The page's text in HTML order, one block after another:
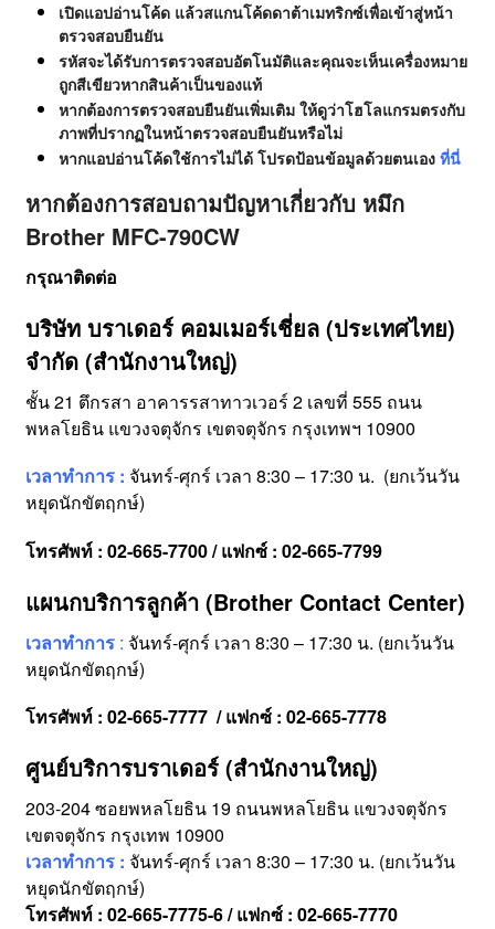
เปิดแอปอ่านโค้ด แล้วสแกนโค้ดดาต้าเมทริกซ์เพื่อเข้าสู่หน้า
ตรวจสอบยืนยัน
รหัสจะได้รับการตรวจสอบอัตโนมัติและคุณจะเห็นเครื่องหมาย
ถูกสีเขียวหากสินค้าเป็นของแท้
หากต้องการตรวจสอบยืนยันเพิ่มเติม ให้ดูว่าโฮโลแกรมตรงกับ
ภาพที่ปรากฏในหน้าตรวจสอบยืนยันหรือไม่
หากแอปอ่านโค้ดใช้การไม่ได้ โปรดป้อนข้อมูลด้วยตนเอง ที่นี่
หากต้องการสอบถามปัญหาเกี่ยวกับ หมึก
Brother MFC-790CW
กรุณาติดต่อ
บริษัท บราเดอร์ คอมเมอร์เชี่ยล (ประเทศไทย)
จำกัด (สำนักงานใหญ่)
ชั้น 21 ตึกรสา อาคารรสาทาวเวอร์ 2 เลขที่ 555 ถนน
พหลโยธิน แขวงจตุจักร เขตจตุจักร กรุงเทพฯ 10900
เวลาทำการ : จันทร์-ศุกร์ เวลา 8:30 – 17:30 น. (ยกเว้นวัน
หยุดนักขัตฤกษ์)
โทรศัพท์ : 02-665-7700 / แฟกซ์ : 02-665-7799
แผนกบริการลูกค้า (Brother Contact Center)
เวลาทำการ: จันทร์-ศุกร์ เวลา 8:30 – 17:30 น. (ยกเว้นวัน
หยุดนักขัตฤกษ์)
โทรศัพท์ : 02-665-7777 / แฟกซ์ : 02-665-7778
ศูนย์บริการบราเดอร์ (สำนักงานใหญ่)
203-204 ซอยพหลโยธิน 19 ถนนพหลโยธิน แขวงจตุจักร
เขตจตุจักร กรุงเทพ 10900
เวลาทำการ : จันทร์-ศุกร์ เวลา 8:30 – 17:30 น. (ยกเว้นวัน
หยุดนักขัตฤกษ์)
โทรศัพท์ : 02-665-7775-6 / แฟกซ์ : 02-665-7770